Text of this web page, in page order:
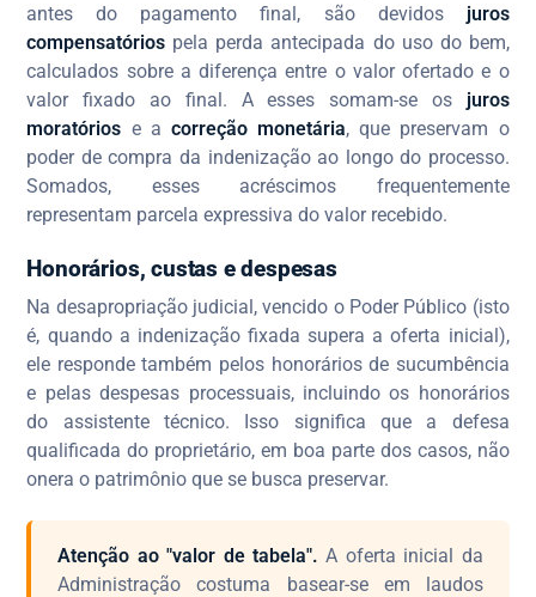
antes do pagamento final, são devidos juros
compensatórios pela perda antecipada do uso do bem,
calculados sobre a diferença entre o valor ofertado e o
valor fixado ao final. A esses somam-se os juros
moratórios e a correção monetária, que preservam o
poder de compra da indenização ao longo do processo.
Somados, esses acréscimos frequentemente
representam parcela expressiva do valor recebido.
Honorários, custas e despesas
Na desapropriação judicial, vencido o Poder Público (isto
é, quando a indenização fixada supera a oferta inicial),
ele responde também pelos honorários de sucumbência
e pelas despesas processuais, incluindo os honorários
do assistente técnico. Isso significa que a defesa
qualificada do proprietário, em boa parte dos casos, não
onera o patrimônio que se busca preservar.
Atenção ao "valor de tabela". A oferta inicial da
Administração costuma basear-se em laudos